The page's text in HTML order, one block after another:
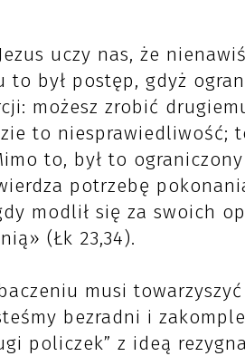
uczy nas, że
to był postęp, gdyż
możesz zrobić
to niesprawiedliwość;
to, był to
potrzebę
modlił się za swoich
(Łk 23,34).
musi
bezradni i
policzek” z ideą